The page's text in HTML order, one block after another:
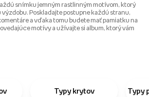
snímku jemným rastlinným motívom, ktorý
Poskladajte postupne každú stranu,
a vďaka tomu budete mať pamiatku na
motívy a užívajte si album, ktorý vám
Typy krytov Typy